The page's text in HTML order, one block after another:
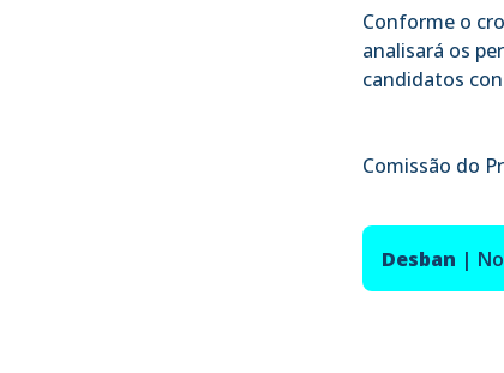
Conforme o
analisará os
candidatos
Comissão do
Desban |